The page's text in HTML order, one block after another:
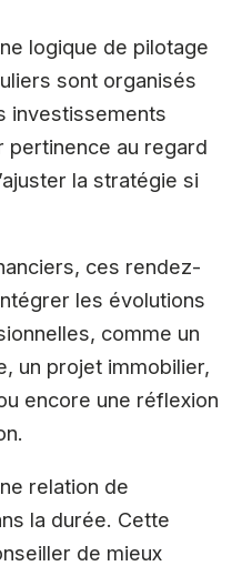
logique de pilotage
sont organisés
investissements
pertinence au regard
la stratégie si
ces rendez-
les évolutions
comme un
un projet immobilier,
encore une réflexion
relation de
la durée. Cette
de mieux